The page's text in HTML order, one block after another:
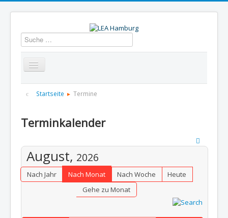
Suchen
Startseite Über uns
Startseite Termine
Terminkalender
August, 2026
Nach Jahr Nach Monat Nach Woche
Heute
Gehe zu Monat